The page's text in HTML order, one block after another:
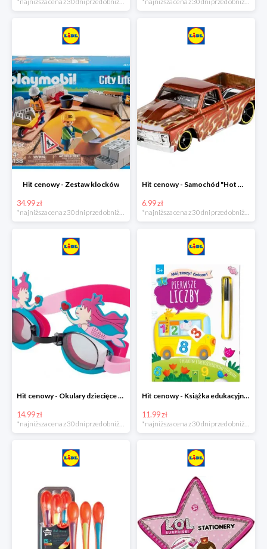
Hit cenowy - Zestaw klocków
34.99 zł
*najniższa cena z 30 dni przed obniżką
Hit cenowy - Samochód "Hot Wheels"
6.99 zł
*najniższa cena z 30 dni przed obniżką
Hit cenowy - Okulary dziecięce do pływania
14.99 zł
Hit cenowy - Książka edukacyjna z pisakiem
11.99 zł